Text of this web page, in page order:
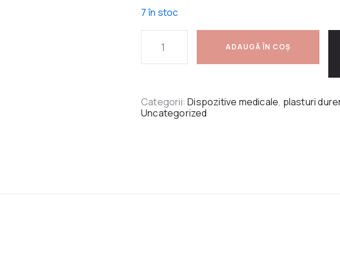
7 în stoc
ADAUGĂ ÎN COȘ
Categorii:Dispozitive medicale, plasturi
Uncategorized